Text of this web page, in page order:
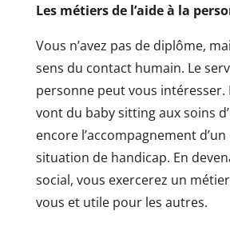
Les métiers de l’aide à la
Vous n’avez pas de diplôme,
sens du contact humain. Le
personne peut vous intéresser.
vont du baby sitting aux soins
encore l’accompagnement
situation de handicap. En
social, vous exercerez un
vous et utile pour les autres.